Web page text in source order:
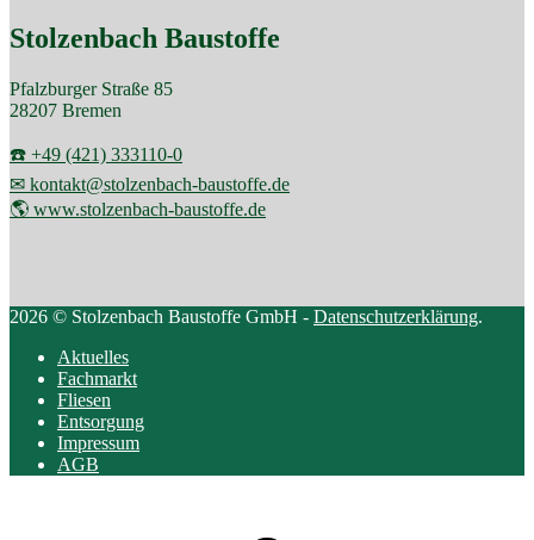
Stolzenbach Baustoffe
Pfalzburger Straße 85
28207 Bremen
☎️ +49 (421) 333110-0
✉ kontakt@stolzenbach-baustoffe.de
🌎 www.stolzenbach-baustoffe.de
2026 © Stolzenbach Baustoffe GmbH - Datenschutzerklärung.
Aktuelles
Fachmarkt
Fliesen
Entsorgung
Impressum
AGB